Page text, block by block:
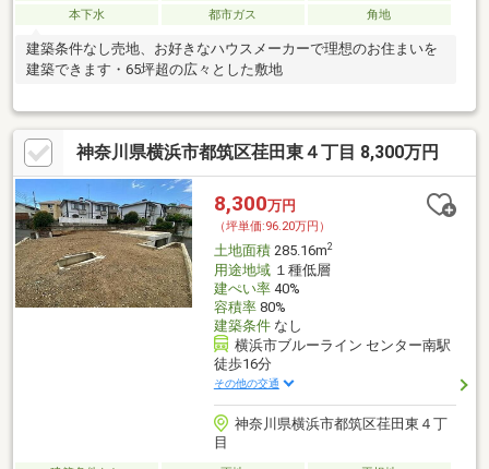
本下水
都市ガス 角地
建築条件なし売地、お好きなハウスメーカーで理想のお住まいを
建築できます・65坪超の広々とした敷地
神奈川県横浜市都筑区荏田東４丁目 8,300万円
8,300万円
（坪単価:96.20万円）
土地面積285.16m2
用途地域１種低層
建ぺい率40%
容積率80%
建築条件なし
横浜市ブルーライン センター南駅
徒歩16分
その他の交通
神奈川県横浜市都筑区荏田東４丁
目